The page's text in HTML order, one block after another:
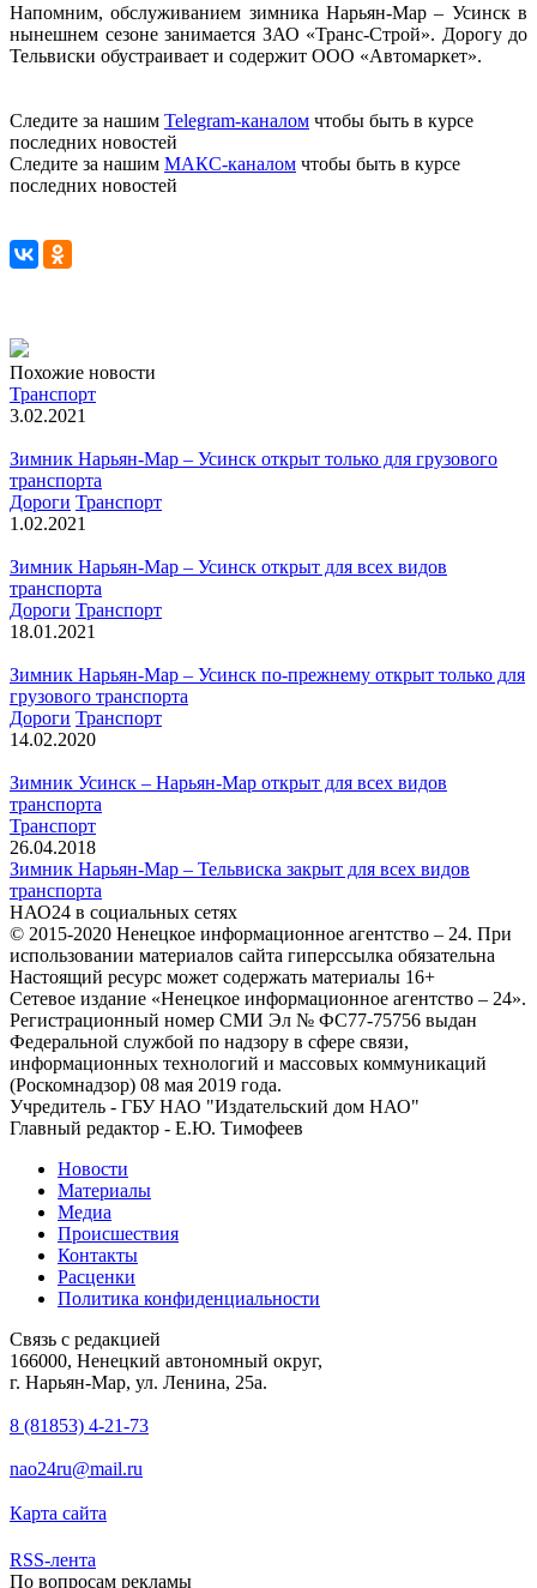
Напомним, обслуживанием зимника Нарьян-Мар – Усинск в
нынешнем сезоне занимается ЗАО «Транс-Строй». Дорогу до
Тельвиски обустраивает и содержит ООО «Автомаркет».
Следите за нашим Telegram-каналом чтобы быть в курсе
последних новостей
Следите за нашим МАКС-каналом чтобы быть в курсе
последних новостей
Похожие новости
Транспорт
3.02.2021
Зимник Нарьян-Мар – Усинск открыт только для грузового
транспорта
Дороги Транспорт
1.02.2021
Зимник Нарьян-Мар – Усинск открыт для всех видов
транспорта
Дороги Транспорт
18.01.2021
Зимник Нарьян-Мар – Усинск по-прежнему открыт только для
грузового транспорта
Дороги Транспорт
14.02.2020
Зимник Усинск – Нарьян-Мар открыт для всех видов
транспорта
Транспорт
26.04.2018
Зимник Нарьян-Мар – Тельвиска закрыт для всех видов
транспорта
НАО24 в социальных сетях
© 2015-2020 Ненецкое информационное агентство – 24. При
использовании материалов сайта гиперссылка обязательна
Настоящий ресурс может содержать материалы 16+
Сетевое издание «Ненецкое информационное агентство – 24».
Регистрационный номер СМИ Эл № ФС77-75756 выдан
Федеральной службой по надзору в сфере связи,
информационных технологий и массовых коммуникаций
(Роскомнадзор) 08 мая 2019 года.
Учредитель - ГБУ НАО "Издательский дом НАО"
Главный редактор - Е.Ю. Тимофеев
Новости
Материалы
Медиа
Происшествия
Контакты
Расценки
Политика конфиденциальности
Связь с редакцией
166000, Ненецкий автономный округ,
г. Нарьян-Мар, ул. Ленина, 25а.
8 (81853) 4-21-73
nao24ru@mail.ru
Карта сайта
RSS-лента
По вопросам рекламы